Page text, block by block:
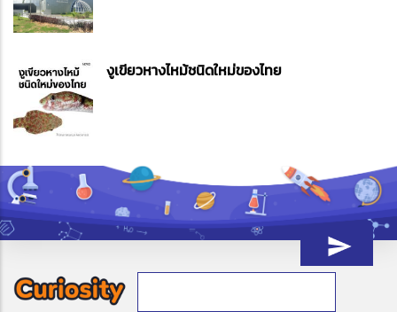
งูเขียวหางไหม้ชนิดใหม่ของไทย